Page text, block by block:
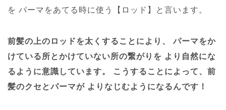
を パーマをあてる時に使う【ロッド】と言います。
前髪の上のロッドを太くすることにより、
パーマをか
けている所とかけていない所の繋がりを より自然にな
るように意識しています。
こうすることによって、前
髪のクセとパーマが よりなじむようになるんです！